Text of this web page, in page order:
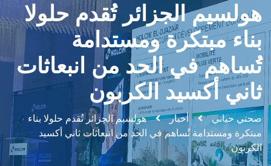
هولسيم الجزائر تُقدم حلولا
بناء مبتكرة ومستدامة
تُساهم في الحد من انبعاثات
ثاني أكسيد الكربون
صحتي حياتي أخبار
هولسيم الجزائر تُقدم حلولا بناء
مبتكرة ومستدامة تُساهم في الحد من انبعاثات ثاني أكسيد
الكربون